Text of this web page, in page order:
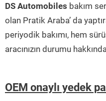
DS Automobiles bakım
olan Pratik Araba’ da
periyodik bakımı, hem
aracınızın durumu
OEM onaylı yedek